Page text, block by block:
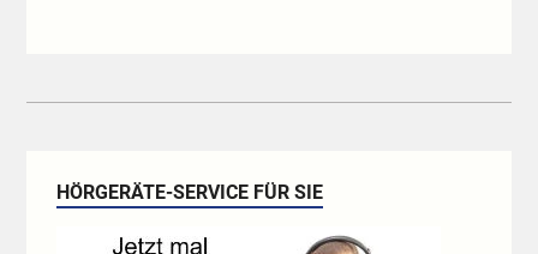
HÖRGERÄTE-SERVICE FÜR SIE